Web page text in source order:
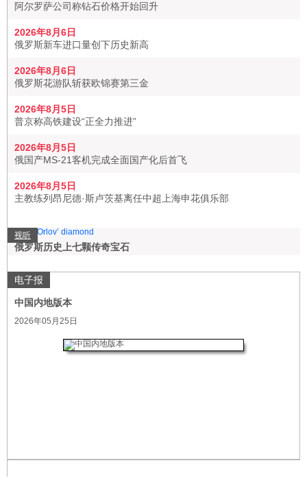
阿尔罗萨公司称钻石价格开始回升
2026年8月6日
俄罗斯新车进口量创下历史新高
2026年8月6日
俄罗斯花游队斩获欧锦赛第三金
2026年8月5日
普京称高铁建设“正全力推进”
2026年8月5日
俄国产MS-21客机完成全面国产化后首飞
2026年8月5日
主教练列昂尼德·斯卢茨基离任中超上海申花俱乐部
视听
俄罗斯历史上七颗传奇宝石
电子报
中国内地版本
2026年05月25日